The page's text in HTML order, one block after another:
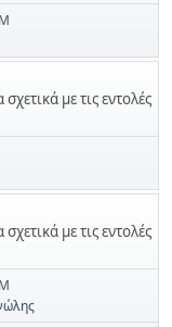
με τις εντολές
με τις εντολές